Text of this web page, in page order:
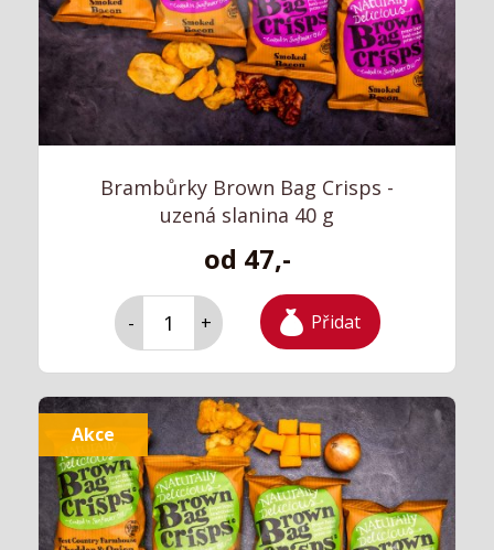
Brambůrky Brown Bag Crisps -
uzená slanina 40 g
od 47,-
- + Přidat
Akce